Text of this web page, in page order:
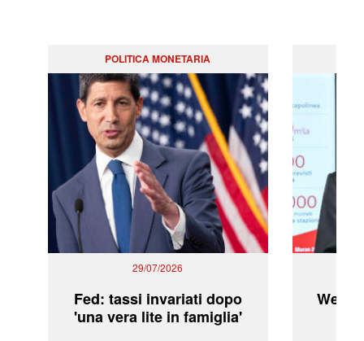
POLITICA MONETARIA
29/07/2026
Fed: tassi invariati dopo
'una vera lite in famiglia'